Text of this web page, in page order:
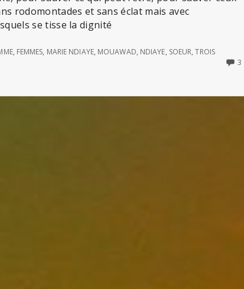
rodomontades et sans éclat mais avec
se tisse la dignité
, FEMMES, MARIE NDIAYE, MOUAWAD, NDIAYE, SOEUR,TROIS
33